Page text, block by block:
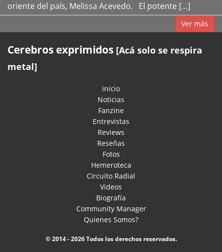
oriente del país, Melissa Acevedo. El potente […]
Ver más
Cerebros exprimidos [Acá solo se respira
metal]
inicio
Noticias
Fanzine
Entrevistas
Reviews
Reseñas
Fotos
Hemeroteca
Circuito Radial
Videos
Biografía
Community Manager
Quienes Somos?
© 2014 - 2026 Todos los derechos reservados.